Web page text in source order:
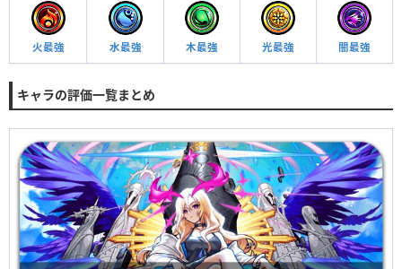
火最強 水最強 木最強 光最強 闇最強
キャラの評価一覧まとめ